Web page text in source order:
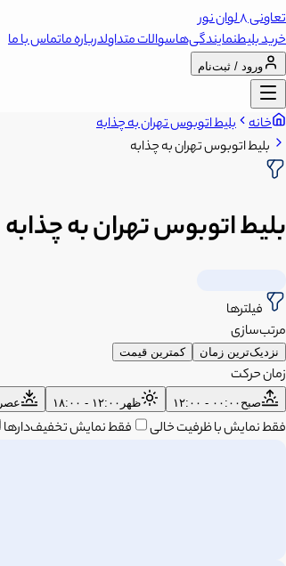
تعاونی 8 لوان نور
خرید بلیطنمایندگی‌هاسوالات متداولدرباره ماتماس با ما
ورود / ثبت‌نام
خانه بلیط اتوبوس تهران به چذابه
بلیط اتوبوس تهران به چذابه
بلیط اتوبوس تهران به چذابه
فیلترها
مرتب‌سازی
نزدیک‌ترین زمان کمترین قیمت
زمان حرکت
صبح ۰۰:۰۰ - ۱۲:۰۰ ظهر ۱۲:۰۰ - ۱۸:۰۰ عصر
فقط نمایش با ظرفیت خالی فقط نمایش تخفیف‌دارها